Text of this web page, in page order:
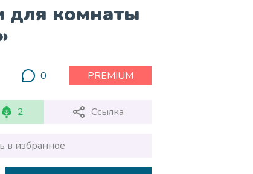
для комнаты
0 PREMIUM
2 Ссылка
в избранное